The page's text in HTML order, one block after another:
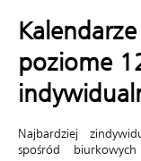
poziome
Najbardziej
spośród